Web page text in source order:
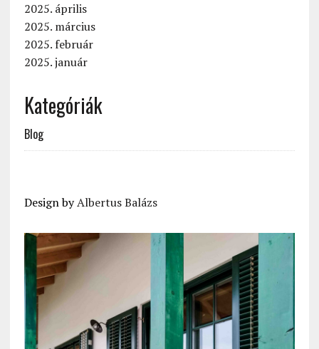
2025. április
2025. március
2025. február
2025. január
Kategóriák
Blog
Design byAlbertus Balázs